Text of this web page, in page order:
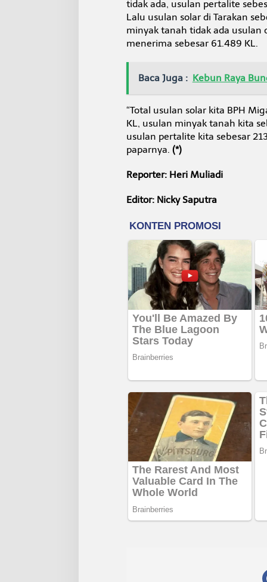
tidak ada, usulan pertalite
Lalu usulan solar di Tarakan
minyak tanah tidak ada usulan
menerima sebesar 61.489 KL.
Baca Juga : Kebun Raya
“Total usulan solar kita BPH
KL, usulan minyak tanah kita
usulan pertalite kita sebesar
paparnya. (*)
Reporter: Heri Muliadi
Editor: Nicky Saputra